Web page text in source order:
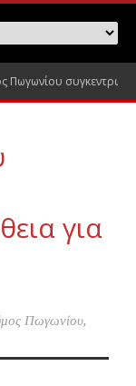
συγκεντρώνει
για
Πωγωνίου,